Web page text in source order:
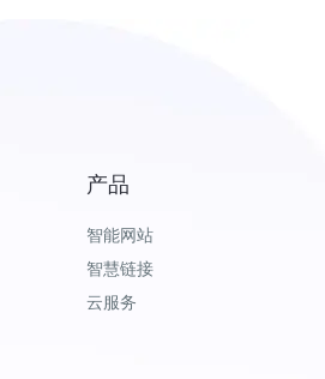
产品
智能网站
智慧链接
云服务